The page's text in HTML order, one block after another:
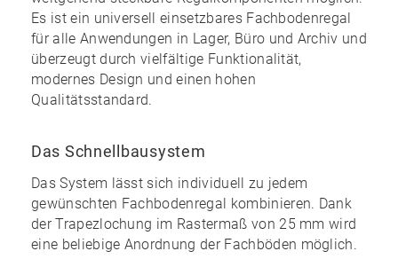
Es ist ein universell einsetzbares Fachbodenregal
für alle Anwendungen in Lager, Büro und Archiv und
überzeugt durch vielfältige Funktionalität,
modernes Design und einen hohen
Qualitätsstandard.
Das Schnellbausystem
Das System lässt sich individuell zu jedem
gewünschten Fachbodenregal kombinieren. Dank
der Trapezlochung im Rastermaß von 25 mm wird
eine beliebige Anordnung der Fachböden möglich.